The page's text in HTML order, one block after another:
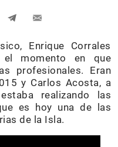
Enrique Corrales
el momento en que
profesionales. Eran
y Carlos Acosta, a
realizando las
es hoy una de las
de la Isla.